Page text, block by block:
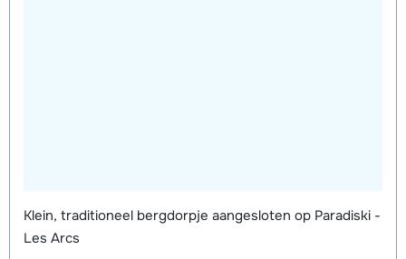
Klein, traditioneel bergdorpje aangesloten op Paradiski -
Les Arcs